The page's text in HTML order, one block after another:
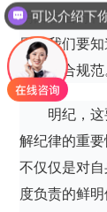
明白在面对
里；我们要
始终符合规范
明纪，
解纪律的重
不仅仅是对
度负责的鲜